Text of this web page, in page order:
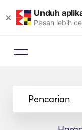
× Unduh
Pesan lebih
Pencarian